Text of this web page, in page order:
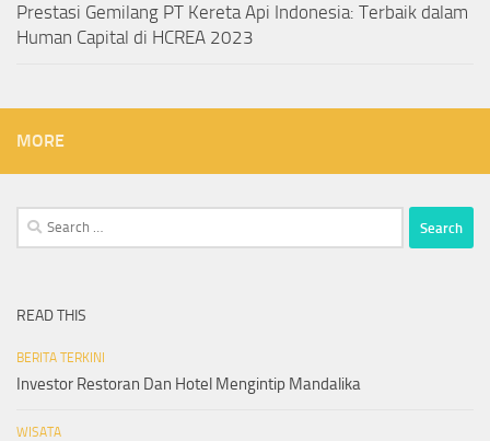
Prestasi Gemilang PT Kereta Api Indonesia: Terbaik dalam
Human Capital di HCREA 2023
MORE
Search
for:
READ THIS
BERITA TERKINI
Investor Restoran Dan Hotel Mengintip Mandalika
WISATA